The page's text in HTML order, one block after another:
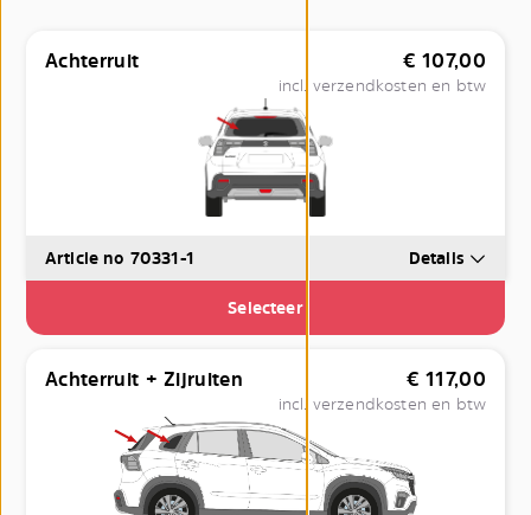
Achterruit € 107,00
incl. verzendkosten en btw
Article no 70331-1 Details
Selecteer
Achterruit + Zijruiten € 117,00
incl. verzendkosten en btw